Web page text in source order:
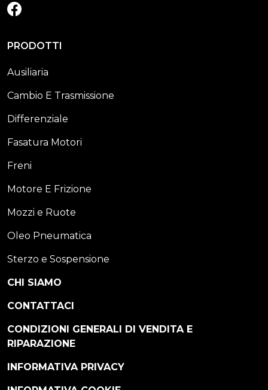
FACEBOOK
PRODOTTI
Ausiliaria
Cambio E Trasmissione
Differenziale
Fasatura Motori
Freni
Motore E Frizione
Mozzi e Ruote
Oleo Pneumatica
Sterzo e Sospensione
CHI SIAMO
CONTATTACI
CONDIZIONI GENERALI DI VENDITA E
RIPARAZIONE
INFORMATIVA PRIVACY